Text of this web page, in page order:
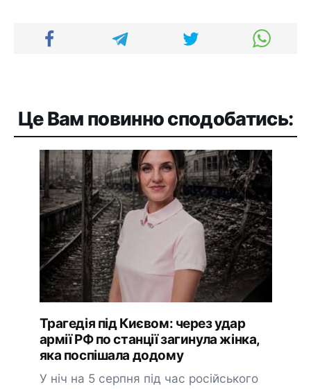
Це Вам повинно сподобатись:
Трагедія під Києвом: через удар
армії РФ по станції загинула жінка,
яка поспішала додому
У ніч на 5 серпня під час російського